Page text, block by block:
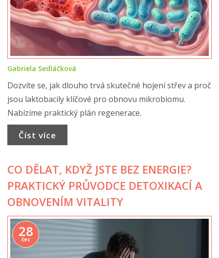
Gabriela Sedláčková
Dozvíte se, jak dlouho trvá skutečné hojení střev a proč
jsou laktobacily klíčové pro obnovu mikrobiomu.
Nabízíme praktický plán regenerace.
Číst více
CO DĚLAT, KDYŽ JSTE BEZ ENERGIE?
PRAKTICKÝ PRŮVODCE DETOXIKACÍ A
OBNOVENÍM VITALITY
28
čec